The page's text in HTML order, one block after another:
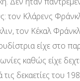
τον Κλάρενς
τον Κέκαλ
είχε στο
καθώς είχε
δεκαετίες του